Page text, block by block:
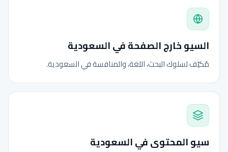
السيو خارج الصفحة في السعودية
مُكيّف لسلوك البحث، اللغة، والمنافسة في السعودية.
سيو المحتوى في السعودية